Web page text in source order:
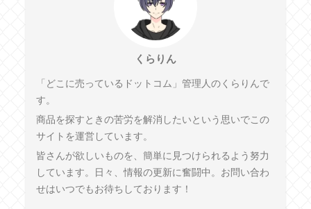
くらりん
「どこに売っているドットコム」管理人のくらりんで
す。
商品を探すときの苦労を解消したいという思いでこの
サイトを運営しています。
皆さんが欲しいものを、簡単に見つけられるよう努力
しています。日々、情報の更新に奮闘中。お問い合わ
せはいつでもお待ちしております！